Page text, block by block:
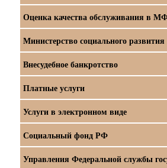
Оценка качества обслуживания в
Министерство социального развития
Внесудебное банкротство
Платные услуги
Услуги в электронном виде
Социальный фонд РФ
Управления Федеральной службы